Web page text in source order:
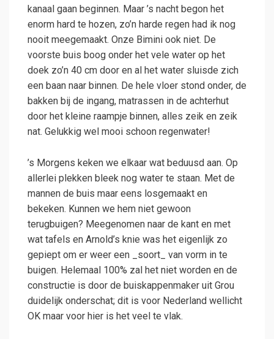
kanaal gaan beginnen. Maar ’s nacht begon het
enorm hard te hozen, zo’n harde regen had ik nog
nooit meegemaakt. Onze Bimini ook niet. De
voorste buis boog onder het vele water op het
doek zo’n 40 cm door en al het water sluisde zich
een baan naar binnen. De hele vloer stond onder, de
bakken bij de ingang, matrassen in de achterhut
door het kleine raampje binnen, alles zeik en zeik
nat. Gelukkig wel mooi schoon regenwater!
’s Morgens keken we elkaar wat beduusd aan. Op
allerlei plekken bleek nog water te staan. Met de
mannen de buis maar eens losgemaakt en
bekeken. Kunnen we hem niet gewoon
terugbuigen? Meegenomen naar de kant en met
wat tafels en Arnold’s knie was het eigenlijk zo
gepiept om er weer een _soort_ van vorm in te
buigen. Helemaal 100% zal het niet worden en de
constructie is door de buiskappenmaker uit Grou
duidelijk onderschat; dit is voor Nederland wellicht
OK maar voor hier is het veel te vlak.